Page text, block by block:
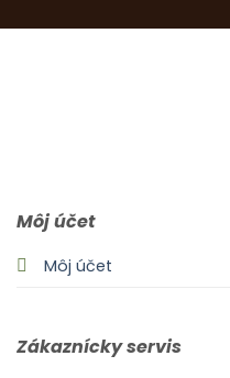
Môj účet
Môj účet
Zákaznícky servis